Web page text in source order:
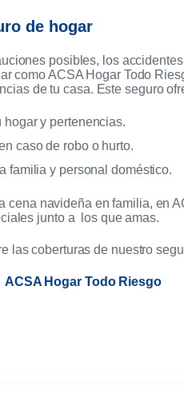
de hogar
posibles, los
como ACSA Hogar Todo
de tu casa. Este seguro
hogar y pertenencias.
caso de robo o hurto.
familia y personal doméstico.
cena navideña en familia, en
junto a los que amas.
las coberturas de nuestro
ACSA Hogar Todo Riesgo